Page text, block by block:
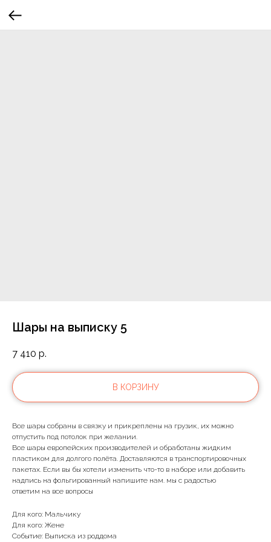
Шары на выписку 5
7 410 р.
В КОРЗИНУ
Все шары собраны в связку и прикреплены на грузик, их можно
отпустить под потолок при желании.
Все шары европейских производителей и обработаны жидким
пластиком для долгого полёта. Доставляются в транспортировочных
пакетах. Если вы бы хотели изменить что-то в наборе или добавить
надпись на фольгированный напишите нам. мы с радостью
ответим на все вопросы
Для кого: Мальчику
Для кого: Жене
Событие: Выписка из роддома